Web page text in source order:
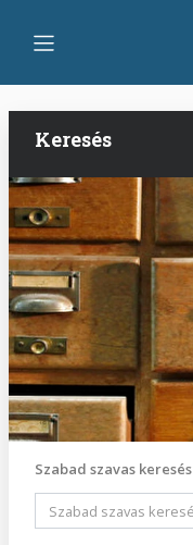
tartalomra
Keresés
Szabad szavas keresés